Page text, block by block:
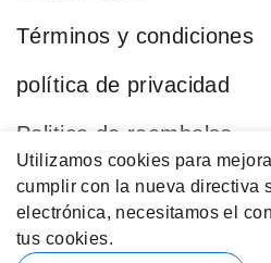
Utilizamos cookies para
cumplir con la nueva directiva
electrónica, necesitamos el
tus cookies.
Términos y condiciones
política de privacidad
Politica de reembolso
Blog
Categorías Populares